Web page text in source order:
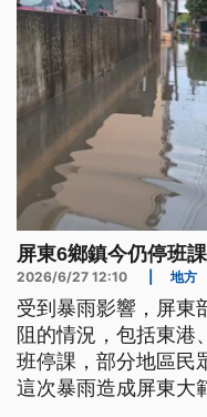
屏東6鄉鎮今仍停班
2026/6/27 12:10 地方
受到暴雨影響，屏東
阻的情況，包括東港
班停課，部分地區民
這次暴雨造成屏東大